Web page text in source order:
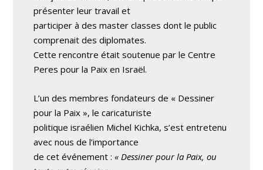
présenter leur travail et
participer à des master classes dont le public
comprenait des diplomates.
Cette rencontre était soutenue par le Centre
Peres pour la Paix en Israël.
L’un des membres fondateurs de « Dessiner
pour la Paix », le caricaturiste
politique israélien Michel Kichka, s’est entretenu
avec nous de l’importance
de cet événement :« Dessiner pour la Paix, ou